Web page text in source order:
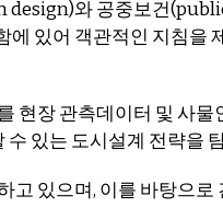
design)와 공중보건
있어 객관적인 지침을
현장 관측데이터 및 사물
있는 도시설계 전략을
있으며, 이를 바탕으로